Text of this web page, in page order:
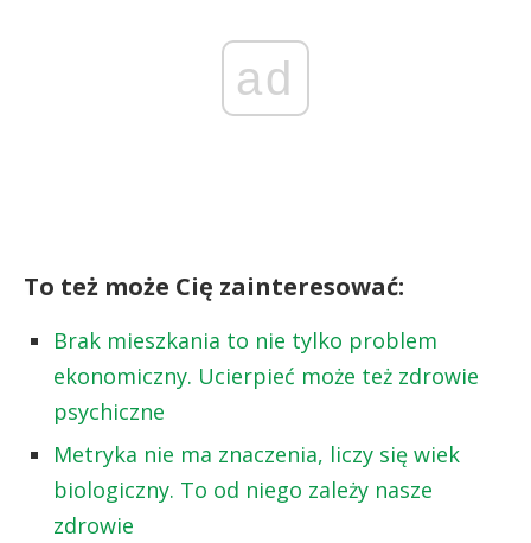
ad
To też może Cię zainteresować:
Brak mieszkania to nie tylko problem
ekonomiczny. Ucierpieć może też zdrowie
psychiczne
Metryka nie ma znaczenia, liczy się wiek
biologiczny. To od niego zależy nasze
zdrowie